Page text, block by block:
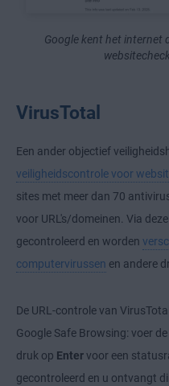
Google kent het internet
VirusTotal
Een ander objectief
veiligheidscontrole voor
sites met meer dan 70
voor URL's/domeinen. Via
gecontroleerd en worden
computervirussen en andere
De URL-controle van
Google Safe Browsing: voer de
druk op Entervoor een
gecontroleerd en u ontvangt